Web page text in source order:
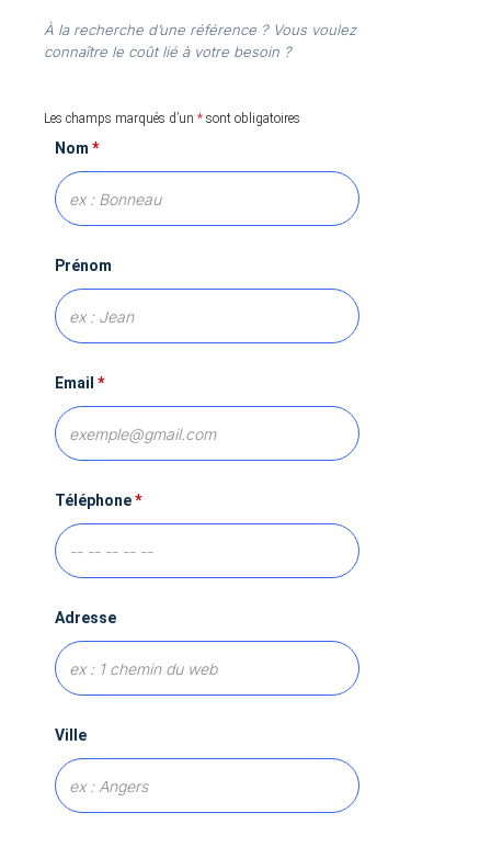
À la recherche d’une référence ? Vous voulez
connaître le coût lié à votre besoin ?
Les champs marqués d’un * sont obligatoires
Nom *
Prénom
Email *
Téléphone*
Adresse
Ville